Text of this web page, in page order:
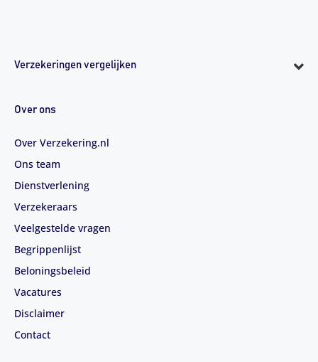
Verzekeringen vergelijken
Over ons
Over Verzekering.nl
Ons team
Dienstverlening
Verzekeraars
Veelgestelde vragen
Begrippenlijst
Beloningsbeleid
Vacatures
Disclaimer
Contact